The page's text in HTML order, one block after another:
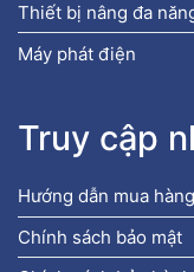
Thiết bị nâng đa
Máy phát điện
Truy cập
Hướng dẫn mua hàng
Chính sách bảo mật